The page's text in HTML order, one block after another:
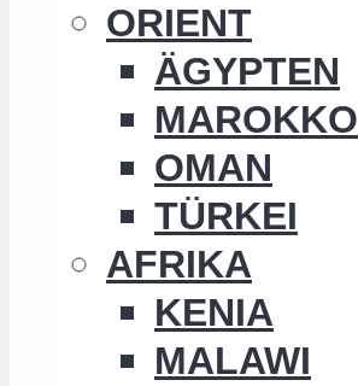
ORIENT
ÄGYPTEN
MAROKKO
OMAN
TÜRKEI
AFRIKA
KENIA
MALAWI